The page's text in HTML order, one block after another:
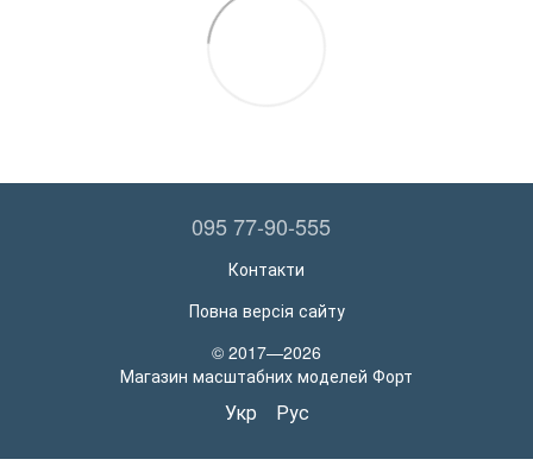
095 77-90-555
Контакти
Повна версія сайту
© 2017—2026
Магазин масштабних моделей Форт
Укр Рус